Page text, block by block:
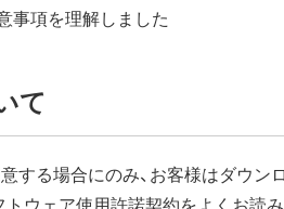
動更新機能」で"自動更新をしな
事項を理解しました
て
る場合にのみ、お客様はダウン
ウェア使用許諾契約をよくお読